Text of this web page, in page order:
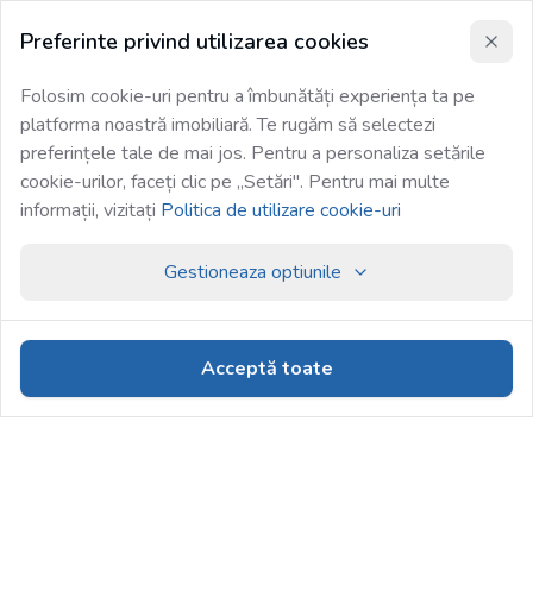
Preferinte privind utilizarea cookies
Folosim cookie-uri pentru a îmbunătăți experiența ta pe
platforma noastră imobiliară. Te rugăm să selectezi
preferințele tale de mai jos. Pentru a personaliza setările
cookie-urilor, faceți clic pe „Setări". Pentru mai multe
informații, vizitați Politica de utilizare cookie-uri
Gestioneaza optiunile
Acceptă toate